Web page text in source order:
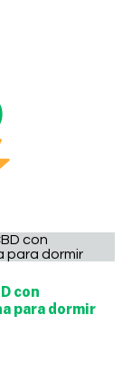
con
para dormir